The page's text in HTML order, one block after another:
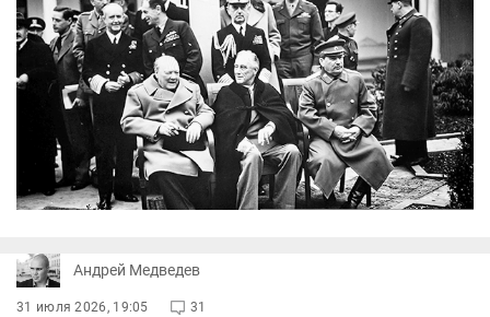
Андрей Медведев
31 июля 2026, 19:05 31